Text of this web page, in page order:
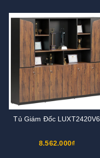
Tủ Giám Đốc LUXT2420V6
8.562.000₫